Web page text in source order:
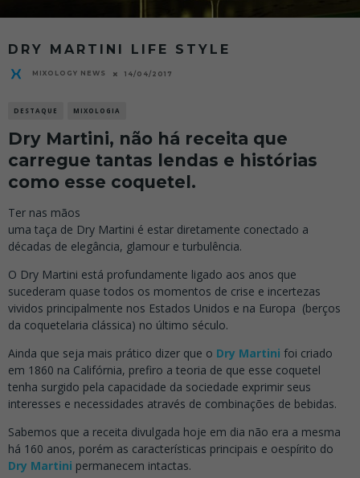
DRY MARTINI LIFE STYLE
MIXOLOGY NEWS 14/04/2017
DESTAQUE MIXOLOGIA
Dry Martini, não há receita que
carregue tantas lendas e histórias
como esse coquetel.
Ter nas mãos
uma taça de Dry Martini é estar diretamente conectado a
décadas de elegância, glamour e turbulência.
O Dry Martini está profundamente ligado aos anos que
sucederam quase todos os momentos de crise e incertezas
vividos principalmente nos Estados Unidos e na Europa (berços
da coquetelaria clássica) no último século.
Ainda que seja mais prático dizer que o Dry Martini foi criado
em 1860 na Califórnia, prefiro a teoria de que esse coquetel
tenha surgido pela capacidade da sociedade exprimir seus
interesses e necessidades através de combinações de bebidas.
Sabemos que a receita divulgada hoje em dia não era a mesma
há 160 anos, porém as características principais e oespírito do
Dry Martini permanecem intactas.